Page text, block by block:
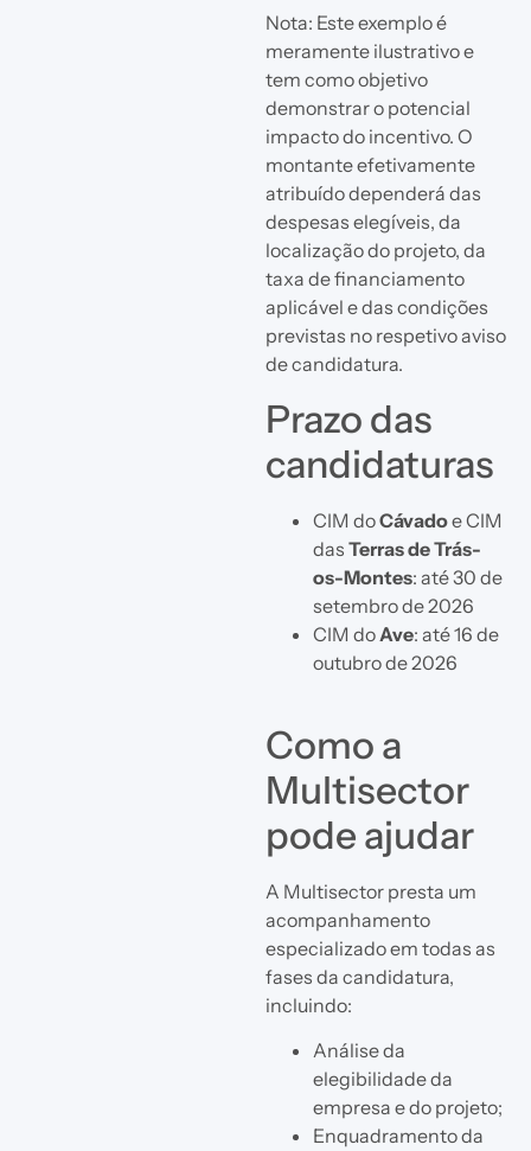
Nota: Este exemplo é
meramente ilustrativo e
tem como objetivo
demonstrar o potencial
impacto do incentivo. O
montante efetivamente
atribuído dependerá das
despesas elegíveis, da
localização do projeto, da
taxa de financiamento
aplicável e das condições
previstas no respetivo aviso
de candidatura.
Prazo das
candidaturas
CIM doCávadoe CIM
das Terras de Trás-
os-Montes: até 30 de
setembro de 2026
CIM doAve: até 16 de
outubro de 2026
Como a
Multisector
pode ajudar
A Multisector presta um
acompanhamento
especializado em todas as
fases da candidatura,
incluindo:
Análise da
elegibilidade da
empresa e do projeto;
Enquadramento da